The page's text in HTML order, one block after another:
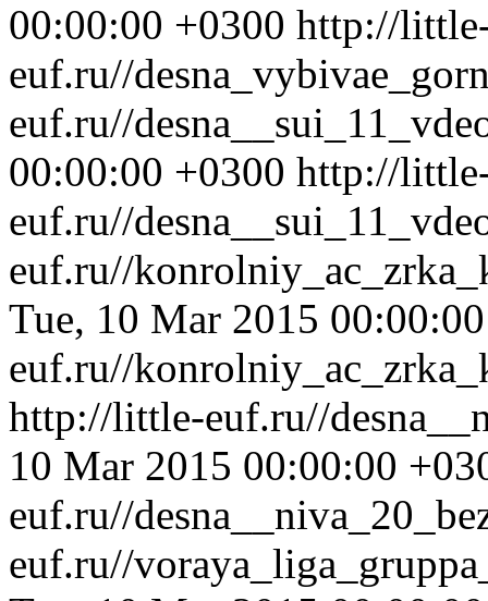
00:00:00 +0300 http://
euf.ru//
euf.ru//
00:00:00 +0300 http://
euf.ru//
euf.ru//
Tue, 10 Mar 2015
euf.ru//
http://little-euf.ru//
10 Mar 2015 00:00:00
euf.ru//
euf.ru//